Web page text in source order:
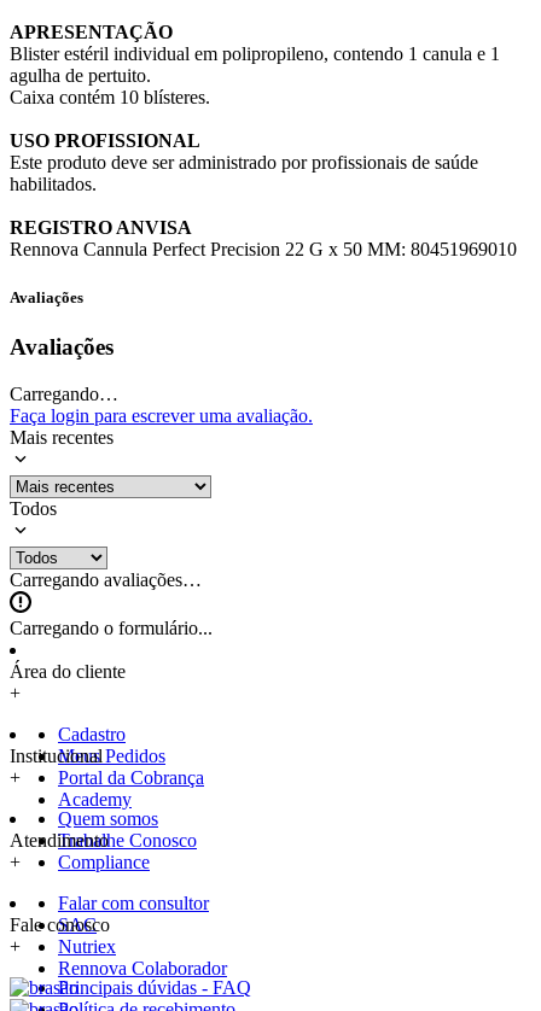
APRESENTAÇÃO
Blister estéril individual em polipropileno, contendo 1 canula e 1
agulha de pertuito.
Caixa contém 10 blísteres.
USO PROFISSIONAL
Este produto deve ser administrado por profissionais de saúde
habilitados.
REGISTRO ANVISA
Rennova Cannula Perfect Precision 22 G x 50 MM: 80451969010
Avaliações
Avaliações
Carregando…
Faça login para escrever uma avaliação.
Mais recentes
Todos
Carregando avaliações…
Carregando o formulário...
Área do cliente
+
Cadastro
Meus Pedidos
Portal da Cobrança
Academy
Institucional
+
Quem somos
Trabalhe Conosco
Compliance
Atendimento
+
Falar com consultor
SAC
Nutriex
Rennova Colaborador
Fale conosco
+
Principais dúvidas - FAQ